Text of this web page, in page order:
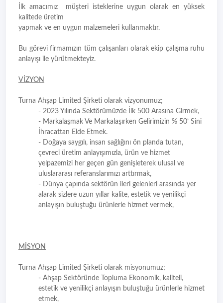
İlk amacımız müşteri isteklerine uygun olarak en yüksek
kalitede üretim
yapmak ve en uygun malzemeleri kullanmaktır.
Bu görevi firmamızın tüm çalışanları olarak ekip çalışma ruhu
anlayışı ile yürütmekteyiz.
VİZYON
Turna Ahşap Limited Şirketi olarak vizyonumuz;
- 2023 Yılında Sektörümüzde İlk 500 Arasına Girmek,
- Markalaşmak Ve Markalaşırken Gelirimizin % 50’ Sini
İhracattan Elde Etmek.
- Doğaya saygılı, insan sağlığını ön planda tutan,
çevreci üretim anlayışımızla, ürün ve hizmet
yelpazemizi her geçen gün genişleterek ulusal ve
uluslararası referanslarımızı arttırmak,
- Dünya çapında sektörün ileri gelenleri arasında yer
alarak sizlere uzun yıllar kalite, estetik ve yenilikçi
anlayışın buluştuğu ürünlerle hizmet vermek,
MİSYON
Turna Ahşap Limited Şirketi olarak misyonumuz;
- Ahşap Sektöründe Topluma Ekonomik, kaliteli,
estetik ve yenilikçi anlayışın buluştuğu ürünlerle hizmet
etmek,